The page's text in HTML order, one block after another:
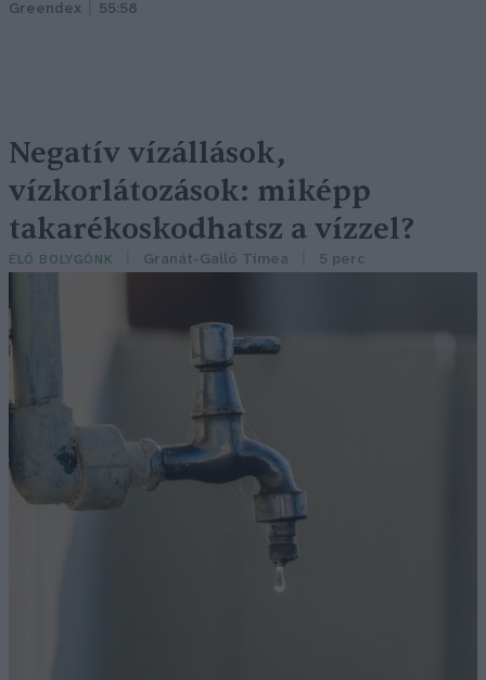
Greendex 55:58
Negatív vízállások,
vízkorlátozások: miképp
takarékoskodhatsz a vízzel?
ÉLŐ BOLYGÓNK Granát-Galló Tímea 5 perc